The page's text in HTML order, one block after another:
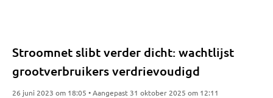
Stroomnet slibt verder dicht: wachtlijst
grootverbruikers verdrievoudigd
26 juni 2023 om 18:05 • Aangepast 31 oktober 2025 om 12:11